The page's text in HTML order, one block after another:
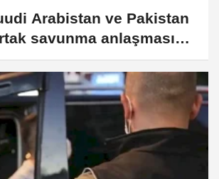
Arabistan ve Pakistan
savunma anlaşması